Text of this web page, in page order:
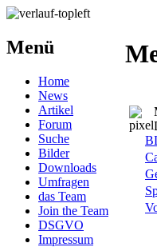
Menü
Home
News
Artikel
Forum
Suche
Bilder
Downloads
Umfragen
das Team
Join the Team
DSGVO
Impressum